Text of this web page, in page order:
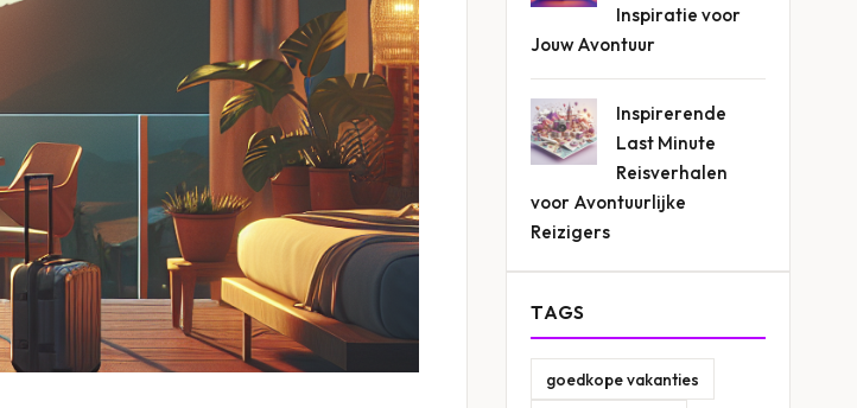
Inspiratie voor
Jouw Avontuur
Inspirerende
Last Minute
Reisverhalen
voor Avontuurlijke
Reizigers
TAGS
goedkope vakanties